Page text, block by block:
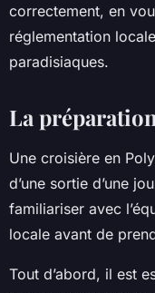
correctement, en
réglementation
paradisiaques.
La
Une croisière en
d’une sortie d’une
familiariser avec
locale avant de
Tout d’abord, il est